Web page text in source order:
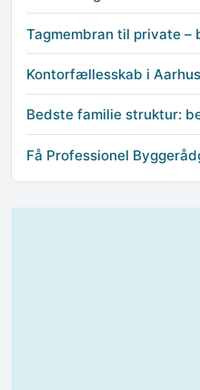
Tagmembran til private
Kontorfællesskab i
Bedste familie struktur:
Få Professionel